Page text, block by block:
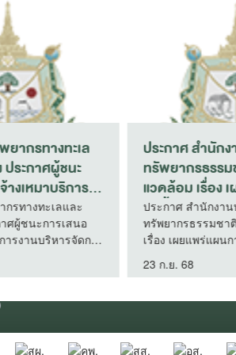
ากรทางทะเล
ระกาศผู้ชนะ
งเหมาบุคคล
ำแผนปฏิบัติ
เครือข่ายชุมชน
มัครพิทักษ์ทะเล
ง (กองจัดการ
รทางทะเลและ
ศผู้ชนะการเสนอ
ลภายนอกเพื่อจัดทำ
าสมัครพิทักษ์ทะเล
)
ประกาศกรมทรั
และชายฝั่ง เรื่อง
การเสนอราคา
งานบริหารจัดก
ประจำปีงบประ
โดยวิธีเฉพาะเจ
ทรัพยากรชายฝั่ง)
ประกาศกรมทรัพยา
ชายฝั่ง เรื่อง ประก
ราคา จ้างเหมาบริก
2569 โดยวิธีเฉพาะ
15 ต.ค. 68